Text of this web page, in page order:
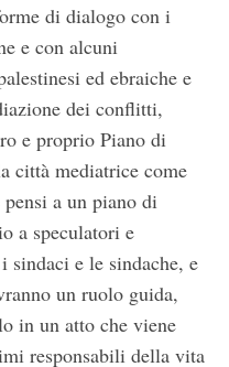
di dialogo con i
e con alcuni
ed ebraiche e
dei conflitti,
e proprio Piano di
città mediatrice come
a un piano di
a speculatori e
e le sindache, e
un ruolo guida,
in un atto che viene
responsabili della vita